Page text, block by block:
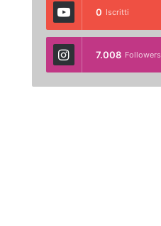
0 Iscritti
7.008 Followers